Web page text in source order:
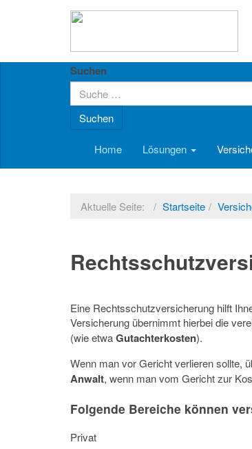
Suchen
Suchen
Home Lösungen
Aktuelle Seite: Startseite
Eine Rechtsschutzversicherung hilft
Versicherung übernimmt hierbei die
(wie etwaGutachterkosten).
Wenn man vor Gericht verlieren sollte,
Anwalt, wenn man vom Gericht zur
Folgende Bereiche können
Privat